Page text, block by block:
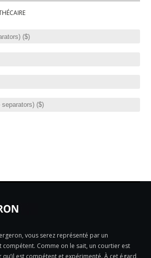
vous serez représenté par un
compétent. Comme on le sait, un courtier est
est compétent et expérimenté. À cet égard,